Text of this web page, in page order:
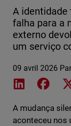
A identidade
falha para a
externo
um serviço
09 avril 2026 Par
Share on
A mudança
aconteceu nos